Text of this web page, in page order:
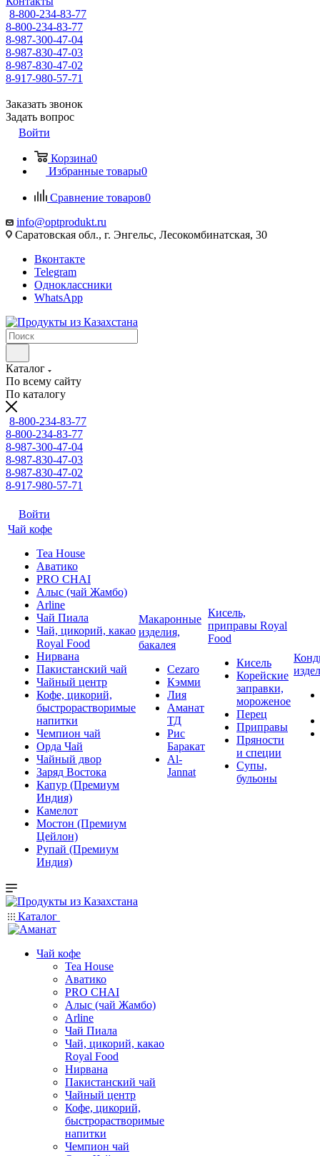
8-800-234-83-77
8-800-234-83-77
8-987-300-47-04
8-987-830-47-03
8-987-830-47-02
8-917-980-57-71
Заказать звонок
Задать вопрос
Войти
Корзина0
Избранные товары0
Сравнение товаров0
info@optprodukt.ru
Саратовская обл., г. Энгельс, Лесокомбинатская, 30
Вконтакте
Telegram
Одноклассники
WhatsApp
Каталог
По всему сайту
По каталогу
8-800-234-83-77
8-800-234-83-77
8-987-300-47-04
8-987-830-47-03
8-987-830-47-02
8-917-980-57-71
Войти
Чай кофе
Tea House
Аватико
PRO CHAI
Алыс (чай Жамбо)
Arline
Чай Пиала
Чай, цикорий, какао
Royal Food
Нирвана
Пакистанский чай
Чайный центр
Кофе, цикорий,
быстрорастворимые
напитки
Чемпион чай
Орда Чай
Чайный двор
Заряд Востока
Капур (Премиум
Индия)
Камелот
Мостон (Премиум
Цейлон)
Рупай (Премиум
Индия)
Макаронные
изделия,
бакалея
Cezaro
Кэмми
Лия
Аманат
ТД
Рис
Баракат
Al-
Jannat
Кисель,
приправы Royal
Food
Кисель
Корейские
заправки,
мороженое
Перец
Приправы
Пряности
и специи
Супы,
бульоны
Каталог
Чай кофе
Tea House
Аватико
PRO CHAI
Алыс (чай Жамбо)
Arline
Чай Пиала
Чай, цикорий, какао
Royal Food
Нирвана
Пакистанский чай
Чайный центр
Кофе, цикорий,
быстрорастворимые
напитки
Чемпион чай